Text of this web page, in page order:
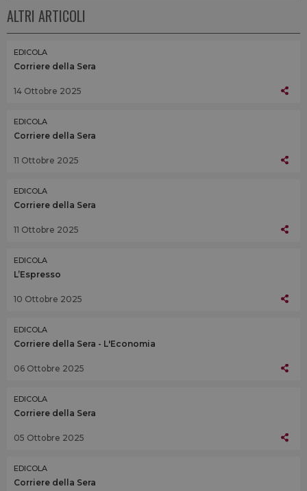
ALTRI ARTICOLI
EDICOLA
Corriere della Sera
14 Ottobre 2025
EDICOLA
Corriere della Sera
11 Ottobre 2025
EDICOLA
Corriere della Sera
11 Ottobre 2025
EDICOLA
L’Espresso
10 Ottobre 2025
EDICOLA
Corriere della Sera - L'Economia
06 Ottobre 2025
EDICOLA
Corriere della Sera
05 Ottobre 2025
EDICOLA
Corriere della Sera